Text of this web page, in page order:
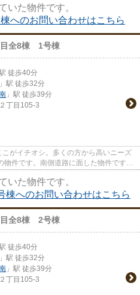
いた物件です。
へのお問い合わせはこちら
目全8棟 1号棟
徒歩40分
」駅 徒歩32分
」駅 徒歩39分
２丁目105-3
がイチオシ。多くの方から高いニーズ
件です。南側道路に面した物件です。
いた物件です。
へのお問い合わせはこちら
目全8棟 2号棟
徒歩40分
」駅 徒歩32分
」駅 徒歩39分
２丁目105-3